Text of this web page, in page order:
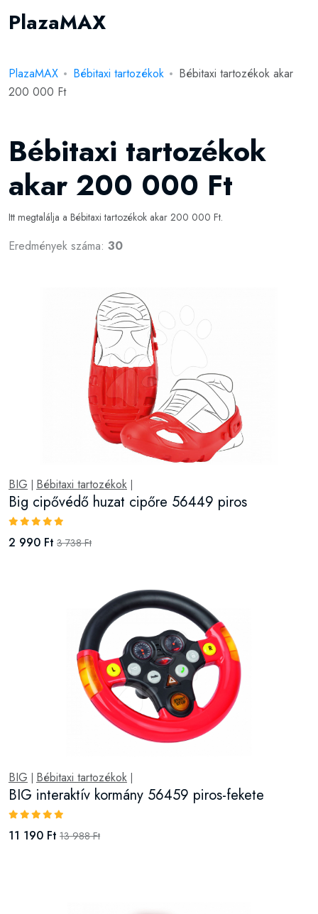
PlazaMAX
PlazaMAX Bébitaxi tartozékok
Bébitaxi tartozékok akar
200 000 Ft
Bébitaxi tartozékok
akar 200 000 Ft
Itt megtalálja a Bébitaxi tartozékok akar 200 000 Ft.
Eredmények száma: 30
BIG Bébitaxi tartozékok
Big cipővédő huzat cipőre 56449 piros
2 990 Ft 3 738 Ft
BIG Bébitaxi tartozékok
BIG interaktív kormány 56459 piros-fekete
11 190 Ft 13 988 Ft